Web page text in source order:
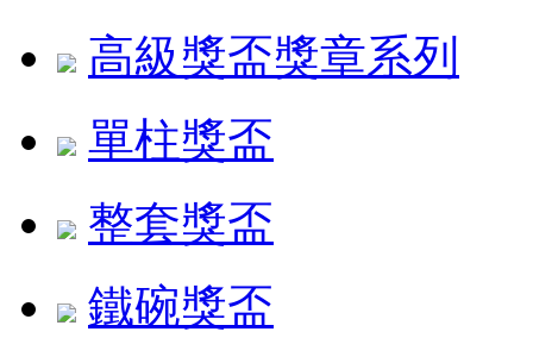
高級獎盃獎章系列
單柱獎盃
整套獎盃
鐵碗獎盃